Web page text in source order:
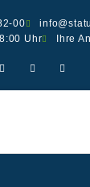
00
Uhr
Ihre